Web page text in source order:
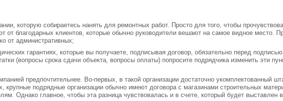
которую собираетесь нанять для ремонтных работ. Просто для того, чтобы
от благодарных клиентов, которые обычно руководители вешают на самое видное место.
от административных;
гарантиях, которые вы получаете, подписывая договор, обязательно перед
(вопросы срока сдачи объекта, вопросы оплаты) попросите подрядчика изменить эти
предпочтительнее. Во-первых, в такой организации достаточно укомплектованный
крупные подрядные организации обычно имеют договора с магазинами строительных
Однако главное, чтобы эта разница чувствовалась и в счете, который будет выставлен